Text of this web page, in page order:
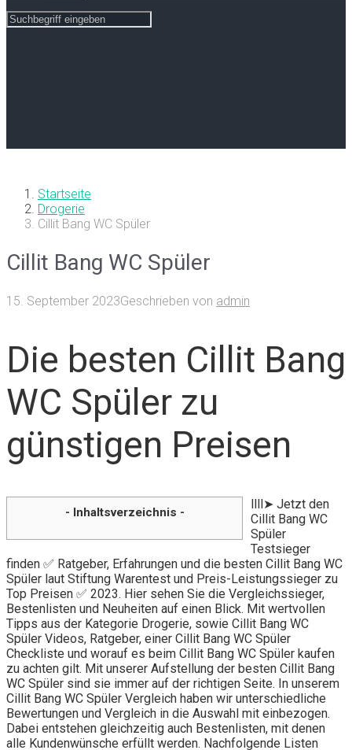
Startseite
Drogerie
Cillit Bang WC Spüler
Cillit Bang WC Spüler
15. September 2023Geschrieben von admin
Die besten Cillit Bang
WC Spüler zu
günstigen Preisen
- Inhaltsverzeichnis -
llll➤ Jetzt den
Cillit Bang WC
Spüler
Testsieger
finden ✅ Ratgeber, Erfahrungen und die besten Cillit Bang WC
Spüler laut Stiftung Warentest und Preis-Leistungssieger zu
Top Preisen ✅ 2023. Hier sehen Sie die Vergleichssieger,
Bestenlisten und Neuheiten auf einen Blick. Mit wertvollen
Tipps aus der Kategorie Drogerie, sowie Cillit Bang WC
Spüler Videos, Ratgeber, einer Cillit Bang WC Spüler
Checkliste und worauf es beim Cillit Bang WC Spüler kaufen
zu achten gilt. Mit unserer Aufstellung der besten Cillit Bang
WC Spüler sind sie immer auf der richtigen Seite. In unserem
Cillit Bang WC Spüler Vergleich haben wir unterschiedliche
Bewertungen und Vergleich in die Auswahl mit einbezogen.
Dabei entstehen gleichzeitig auch Bestenlisten, mit denen
alle Kundenwünsche erfüllt werden. Nachfolgende Listen